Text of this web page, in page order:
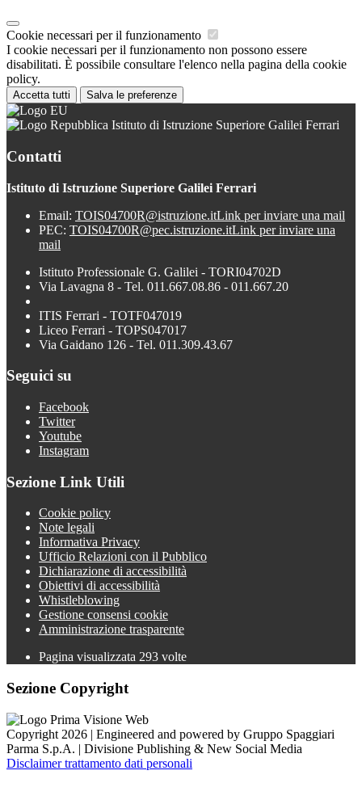
Cookie necessari per il funzionamento
I cookie necessari per il funzionamento non possono essere
disabilitati. È possibile consultare l'elenco nella pagina della cookie
policy.
Accetta tutti Salva le preferenze
Istituto di Istruzione Superiore Galilei Ferrari
Contatti
Istituto di Istruzione Superiore Galilei Ferrari
Email: TOIS04700R@istruzione.itLink per inviare una mail
PEC: TOIS04700R@pec.istruzione.itLink per inviare una
mail
Istituto Professionale G. Galilei - TORI04702D
Via Lavagna 8 - Tel. 011.667.08.86 - 011.667.20
ITIS Ferrari - TOTF047019
Liceo Ferrari - TOPS047017
Via Gaidano 126 - Tel. 011.309.43.67
Seguici su
Facebook
Twitter
Youtube
Instagram
Sezione Link Utili
Cookie policy
Note legali
Informativa Privacy
Ufficio Relazioni con il Pubblico
Dichiarazione di accessibilità
Obiettivi di accessibilità
Whistleblowing
Gestione consensi cookie
Amministrazione trasparente
Pagina visualizzata 293 volte
Sezione Copyright
Copyright 2026 | Engineered and powered by Gruppo Spaggiari
Parma S.p.A. | Divisione Publishing & New Social Media
Disclaimer trattamento dati personali